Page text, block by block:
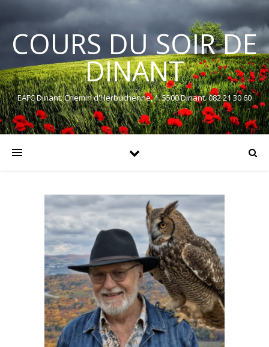
COURS DU SOIR DE
DINANT
EAFC Dinant. Chemin d'Herbuchenne, 1. 5500 Dinant. 082 21 30 60